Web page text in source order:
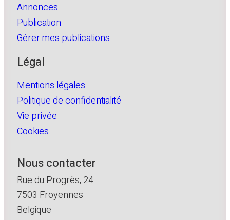
Annonces
Publication
Gérer mes publications
Légal
Mentions légales
Politique de confidentialité
Vie privée
Cookies
Nous contacter
Rue du Progrès, 24
7503 Froyennes
Belgique